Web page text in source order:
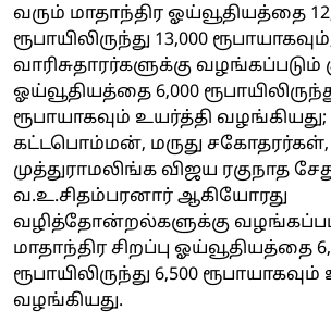
வரும் மாதாந்திர ஓய்வூதியத்தை
ரூபாயிலிருந்து 13,000
வாரிசுதாரர்களுக்கு வழங்கப்படும்
ஓய்வூதியத்தை 6,000
ரூபாயாகவும் உயர்த்தி
கட்டபொம்மன், மருது சகோதரர்கள்,
முத்துராமலிங்க விஜய ரகுநாத
வ.உ.சிதம்பரனார் ஆகியோரது
வழித்தோன்றல்களுக்கு
மாதாந்திர சிறப்பு ஓய்வூதியத்தை
ரூபாயிலிருந்து 6,500
வழங்கியது.